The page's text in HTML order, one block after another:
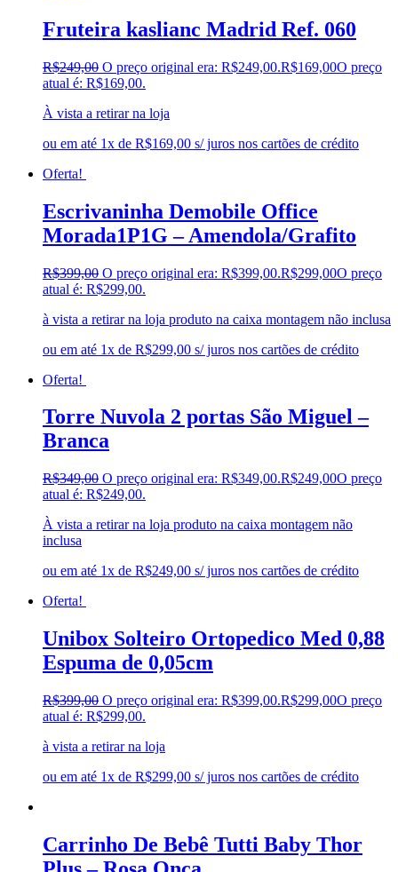
Fruteira kaslianc Madrid Ref. 060
R$249,00 O preço original era: R$249,00.R$169,00O preço
atual é: R$169,00.
À vista a retirar na loja
ou em até 1x de R$169,00 s/ juros nos cartões de crédito
Oferta!
Escrivaninha Demobile Office
Morada1P1G – Amendola/Grafito
R$399,00 O preço original era: R$399,00.R$299,00O preço
atual é: R$299,00.
à vista a retirar na loja produto na caixa montagem não inclusa
ou em até 1x de R$299,00 s/ juros nos cartões de crédito
Oferta!
Torre Nuvola 2 portas São Miguel –
Branca
R$349,00 O preço original era: R$349,00.R$249,00O preço
atual é: R$249,00.
À vista a retirar na loja produto na caixa montagem não
inclusa
ou em até 1x de R$249,00 s/ juros nos cartões de crédito
Oferta!
Unibox Solteiro Ortopedico Med 0,88
Espuma de 0,05cm
R$399,00 O preço original era: R$399,00.R$299,00O preço
atual é: R$299,00.
à vista a retirar na loja
ou em até 1x de R$299,00 s/ juros nos cartões de crédito
Carrinho De Bebê Tutti Baby Thor